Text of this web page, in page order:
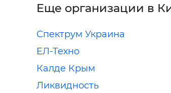
Еще организации в
Спектрум Украина
ЕЛ-Техно
Калде Крым
Ликвидность